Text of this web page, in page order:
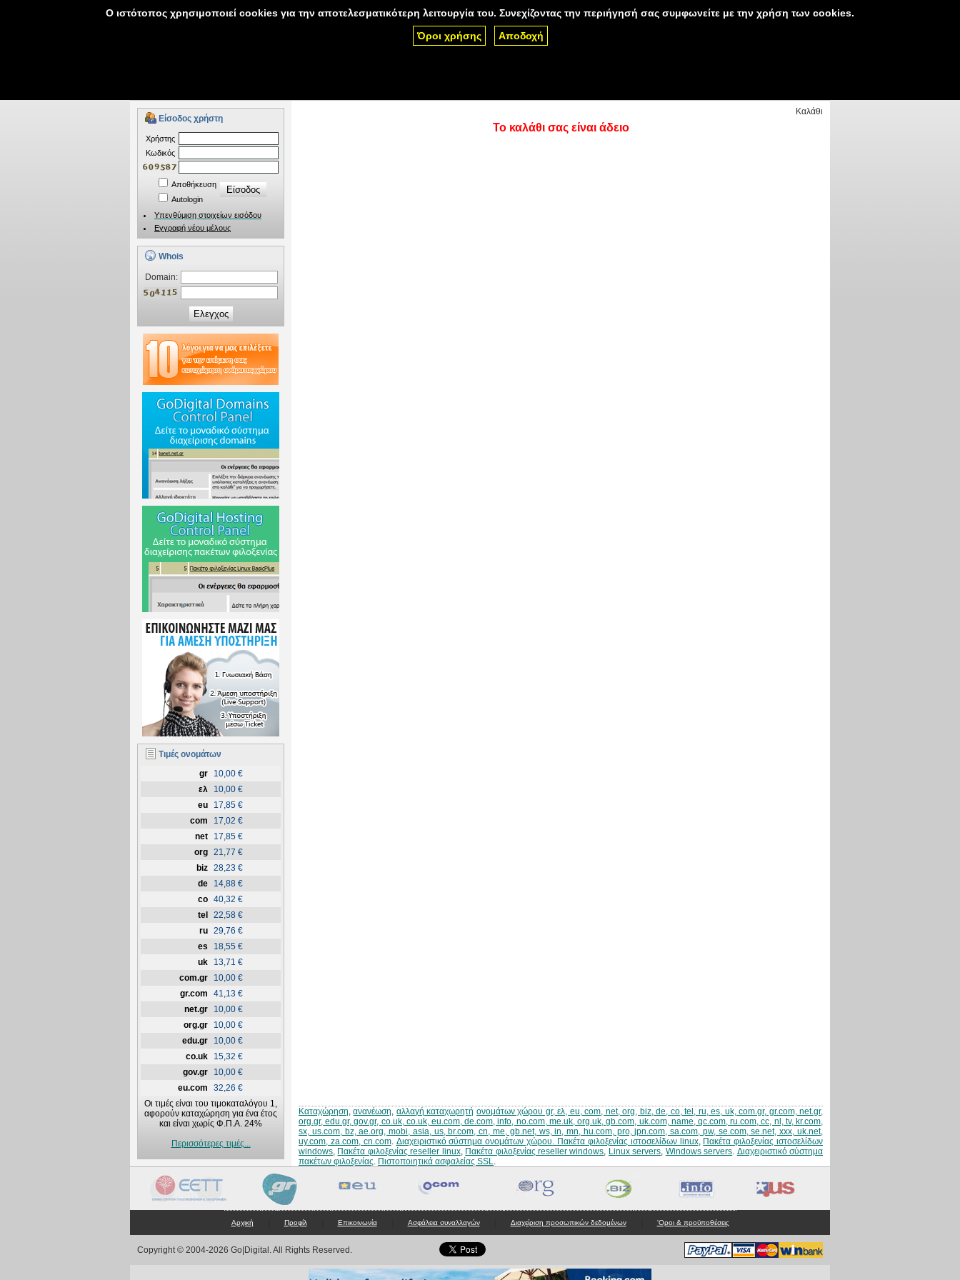
Είσοδος χρήστη
Xρήστης
Kωδικός
Αποθήκευση
Autologin
Υπενθύμιση στοιχείων εισόδου
Εγγραφή νέου μέλους
Whois
Domain:
Ελεγχος
Τιμές ονομάτων
gr
10,00 €
ελ
10,00 €
eu
17,85 €
com
17,02 €
net
17,85 €
org 21,77 €
biz 28,23 €
de
14,88 €
co 40,32 €
tel
22,58 €
ru 29,76 €
es
18,55 €
uk
13,71 €
com.gr
10,00 €
gr.com
41,13 €
net.gr
10,00 €
org.gr
10,00 €
edu.gr
10,00 €
co.uk
15,32 €
gov.gr
10,00 €
eu.com
32,26 €
Οι τιμές είναι του τιμοκαταλόγου 1,
αφορούν καταχώρηση για ένα έτος
και είναι χωρίς Φ.Π.Α. 24%
Περισσότερες τιμές...
Καλάθι
Το καλάθι σας είναι άδειο
Καταχώρηση,ανανέωση, αλλαγή καταχωρητή ονομάτων χώρου gr, ελ, eu, com, net, org, biz, de, co, tel, ru, es, uk, com.gr, gr.com, net.gr,
org.gr, edu.gr, gov.gr, co.uk, co.uk, eu.com, de.com, info, no.com, me.uk, org.uk, gb.com, uk.com, name, qc.com, ru.com, cc, nl, tv, kr.com,
sx, us.com, bz, ae.org, mobi, asia, us, br.com, cn, me, gb.net, ws, in, mn, hu.com, pro, jpn.com, sa.com, pw, se.com, se.net, xxx, uk.net,
uy.com, za.com, cn.com. Διαχειριστικό σύστημα ονομάτων χώρου. Πακέτα φιλοξενίας ιστοσελίδων linux, Πακέτα φιλοξενίας ιστοσελίδων
windows, Πακέτα φιλοξενίας reseller linux, Πακέτα φιλοξενίας reseller windows, Linux servers, Windows servers. Διαχειριστικό σύστημα
πακέτων φιλοξενίας. Πιστοποιητικά ασφαλείας SSL.
Αρχική Προφίλ Επικοινωνία Ασφάλεια συναλλαγών Διαχείριση προσωπικών δεδομένων 'Οροι & προϋποθέσεις
Copyright © 2004-2026 Go|Digital. All Rights Reserved.
Ο ιστότοπος χρησιμοποιεί cookies για την αποτελεσματικότερη λειτουργία του. Συνεχίζοντας την περιήγησή σας συμφωνείτε με την χρήση των cookies.
Όροι χρήσης
Αποδοχή